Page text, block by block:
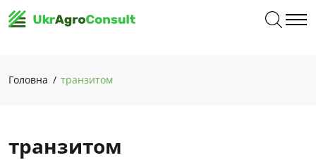
Головна транзитом
транзитом